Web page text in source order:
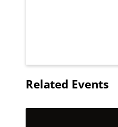
Related Events